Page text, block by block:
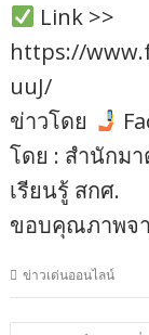
Link >>
https://
uuJ/
ข่าวโดย
โดย : สำนักม
เรียนรู้ สกศ.
ขอบคุณภาพจ
ข่าวเด่นออนไลน์